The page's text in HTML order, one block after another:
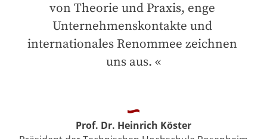
von Theorie und Praxis, enge
Unternehmenskontakte und
internationales Renommee zeichnen
uns aus.
Prof. Dr. Heinrich Köster